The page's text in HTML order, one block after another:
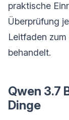
praktische
Überprüfung
Leitfaden zum
behandelt.
Qwen 3.7
Dinge